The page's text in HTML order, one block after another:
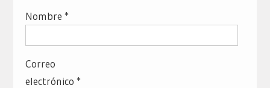
Nombre *
Correo
electrónico *